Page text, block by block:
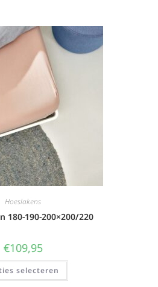
Hoeslakens
180-190-200×200/220
€109,95
selecteren